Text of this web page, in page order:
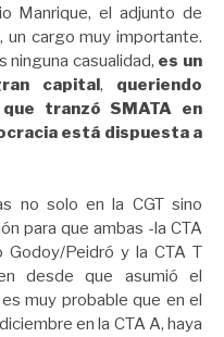
Manrique, el adjunto de
un cargo muy importante.
ninguna casualidad, es un
capital, queriendo
tranzó SMATA en
está dispuesta a
no solo en la CGT sino
para que ambas -la CTA
Godoy/Peidró y la CTA T
desde que asumió el
muy probable que en el
en la CTA A, haya